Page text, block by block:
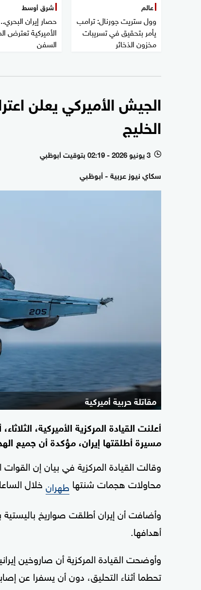
عالم
وول ستريت جورنال: ترامب
يأمر بتحقيق في تسريبات
مخزون الذخائر
شرق أوسط
حصار إيران
الأميركية تعترض
السفن
الجيش الأميركي يعلن
الخليج
l 3 يونيو 2026 - 02:19 بتوقيت أبوظبي
سكاي نيوز عربية - أبوظبي
مقاتلة حربية أميركية
أعلنت القيادة المركزية الأميركية،
مسيرة أطلقتها إيران، مؤكدة أن جميع
وقالت القيادة المركزية في بيان إن
محاولات هجمات شنتها طهران خلال
وأضافت أن إيران أطلقت صواريخ باليستية
أهدافها.
وأوضحت القيادة المركزية أن صاروخين
تحطما أثناء التحليق، دون أن يسفرا عن